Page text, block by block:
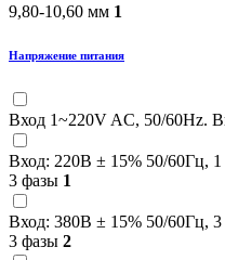
9,80-10,60 мм 1
Напряжение питания
Вход 1~220V AC, 50/60Hz.
Вход: 220В ± 15% 50/60Гц,
3 фазы 1
Вход: 380В ± 15% 50/60Гц,
3 фазы 2